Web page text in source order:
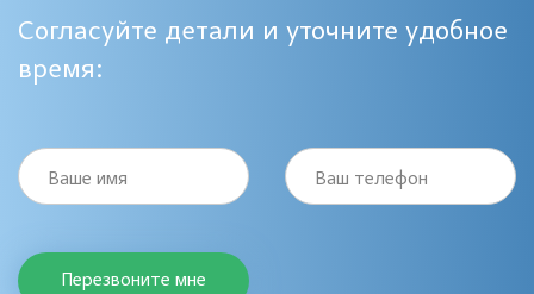
Согласуйте детали и уточните удобное
время:
Ваше имя Ваш телефон